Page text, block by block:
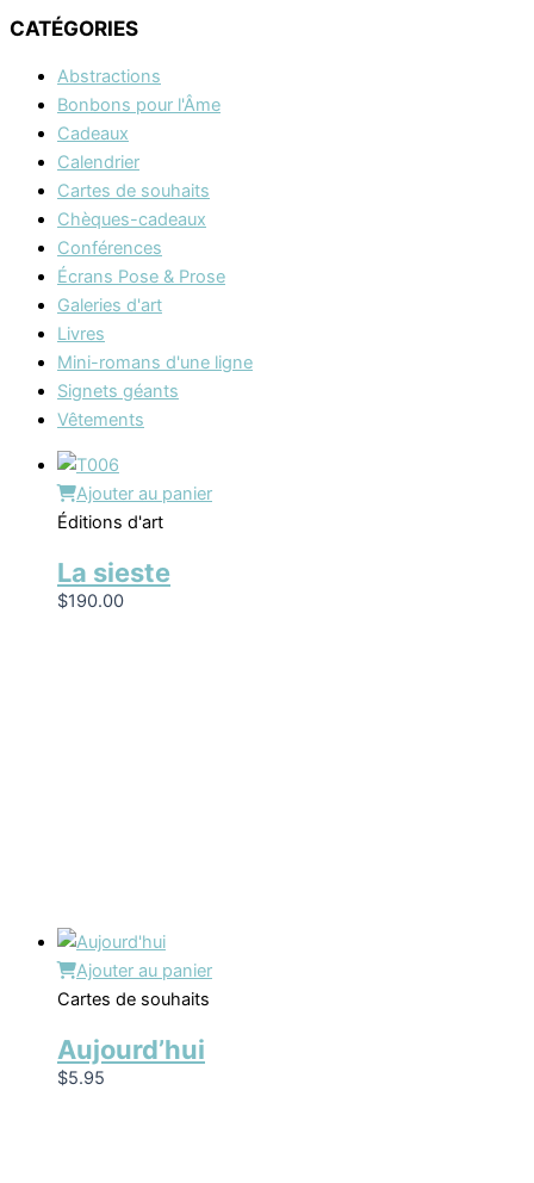
CATÉGORIES
Abstractions
Bonbons pour l'Âme
Cadeaux
Calendrier
Cartes de souhaits
Chèques-cadeaux
Conférences
Écrans Pose & Prose
Galeries d'art
Livres
Mini-romans d'une ligne
Signets géants
Vêtements
Ajouter au panier
Éditions d'art
La sieste
$190.00
Ajouter au panier
Cartes de souhaits
Aujourd’hui
$5.95